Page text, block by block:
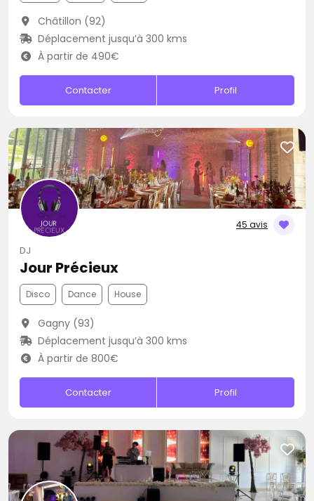
Châtillon (92)
Déplacement jusqu’à 300 kms
À partir de 490€
Contacter Profil
45 avis
DJ
Jour Précieux
Disco Dance House
Gagny (93)
Déplacement jusqu’à 300 kms
À partir de 800€
Contacter Profil